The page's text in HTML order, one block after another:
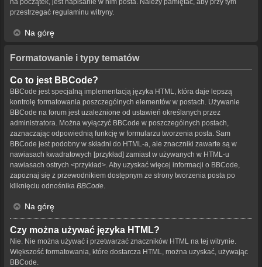
przestrzegać regulaminu witryny.
Na górę
Formatowanie i typy tematów
Co to jest BBCode?
BBCode jest specjalną implementacją języka HTML, która daje lepszą
kontrolę formatowania poszczególnych elementów w postach. Używanie
BBCode na forum jest uzależnione od ustawień określanych przez
administratora. Można wyłączyć BBCode w poszczególnych postach,
zaznaczając odpowiednią funkcję w formularzu tworzenia posta. Sam
BBCode jest podobny w składni do HTML-a, ale znaczniki zawarte są w
nawiasach kwadratowych [przykład] zamiast w używanych w HTML-u
nawiasach ostrych <przykład>. Aby uzyskać więcej informacji o BBCode,
zapoznaj się z przewodnikiem dostępnym ze strony tworzenia posta po
kliknięciu odnośnika BBCode
Na górę
Czy można używać języka HTML?
Nie. Nie można używać i przetwarzać znaczników HTML na tej witrynie.
Większość formatowania, które dostarcza HTML, można uzyskać, używając
BBCode.